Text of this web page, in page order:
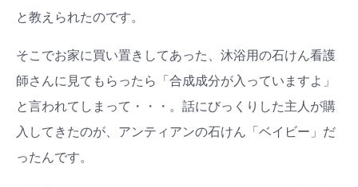
と教えられたのです。
そこでお家に買い置きしてあった、沐浴用の石けん看護
師さんに見てもらったら「合成成分が入っていますよ」
と言われてしまって・・・。話にびっくりした主人が購
入してきたのが、アンティアンの石けん「ベイビー」だ
ったんです。